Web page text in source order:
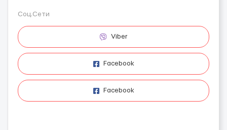
Соц.Сети
Viber
Facebook
Facebook